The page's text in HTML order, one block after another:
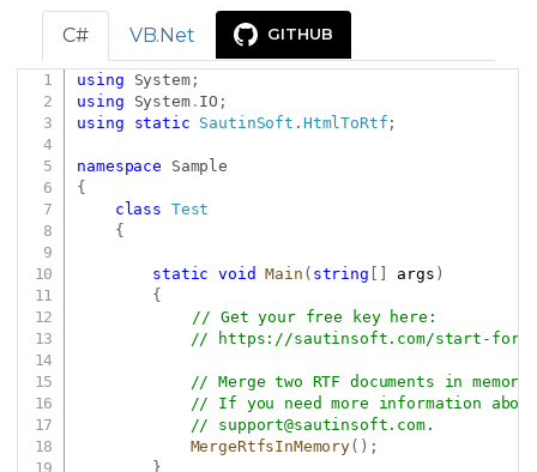
C# VB.Net GITHUB
using System;
using
System. IO ;
using
static SautinSoft . HtmlToRtf ;
namespace
Sample
{
class Test
{
static void Main ( string args )
{
// Get your free key here:
//
https://sautinsoft.com/start-for-
// Merge two RTF documents in
// If you need more information
// support@sautinsoft.com.
MergeRtfsInMemory( ) ;
}